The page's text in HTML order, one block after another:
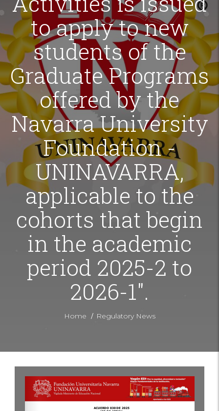
to apply to new
students of the
Graduate Programs
offered by the
Navarra University
Foundation -
UNINAVARRA,
applicable to the
cohorts that begin
in the academic
period 2025-2 to
2026-1".
Home / Regulatory News